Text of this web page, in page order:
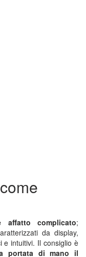
affatto complicato;
da display,
e intuitivi. Il consiglio è
portata di mano il